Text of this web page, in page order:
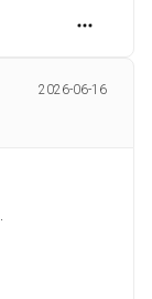
2026-06-16